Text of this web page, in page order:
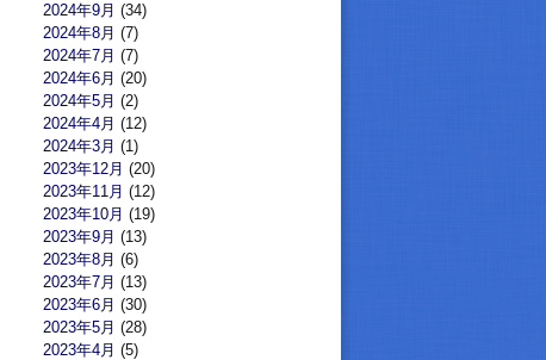
2024年9月 (34)
2024年8月 (7)
2024年7月 (7)
2024年6月 (20)
2024年5月 (2)
2024年4月 (12)
2024年3月 (1)
2023年12月 (20)
2023年11月 (12)
2023年10月 (19)
2023年9月 (13)
2023年8月 (6)
2023年7月 (13)
2023年6月 (30)
2023年5月 (28)
2023年4月 (5)